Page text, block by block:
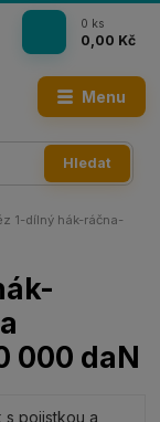
Menu
Hledat
0 ks
0,00 Kč
1-dílný hák-ráčna-
000 daN